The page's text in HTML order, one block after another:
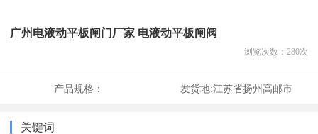
广州电液动平板闸门厂家 电液动平板闸阀
浏览次数： 280次
产品规格： 发货地:江苏省扬州高邮市
关键词